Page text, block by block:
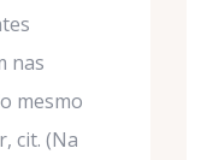
nas
mesmo
cit. (Na